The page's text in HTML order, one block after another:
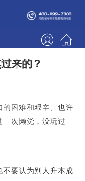
来的？
的困难和艰辛。也许
次懒觉，没玩过一
不要认为别人升本成